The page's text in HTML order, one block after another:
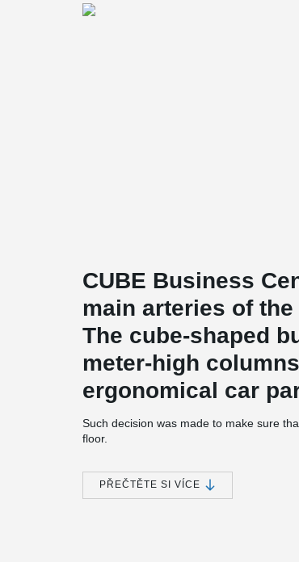
CUBE Business
main arteries of
The cube-shaped
meter-high
ergonomical car
Such decision was made to make sure
floor.
the office is planned according to the
PŘEČTĚTE SI VÍCE